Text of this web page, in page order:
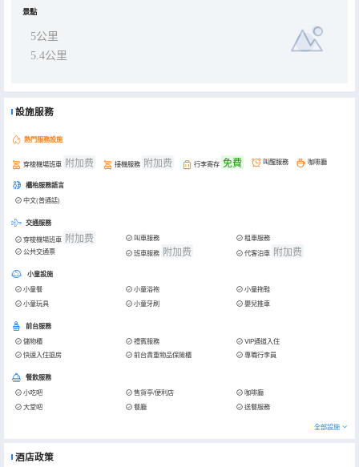
景點
5公里
5.4公里
設施服務
熱門服務設施
穿梭機場班車 附加费 接機服務 附加费 行李寄存 免費 叫醒服務 咖啡廳
櫃枱服務語言
中文(普通話)
交通服務
穿梭機場班車 附加费 叫車服務
租車服務
公共交通票
班車服務 附加费 代客泊車 附加费
小童設施
小童餐 小童浴袍
小童拖鞋
小童玩具
小童牙刷 嬰兒推車
前台服務
儲物櫃 禮賓服務
VIP通道入住
快速入住退房
前台貴重物品保險櫃 專職行李員
餐飲服務
小吃吧 售貨亭/便利店
咖啡廳
大堂吧
餐廳 送餐服務
全部設施
酒店政策